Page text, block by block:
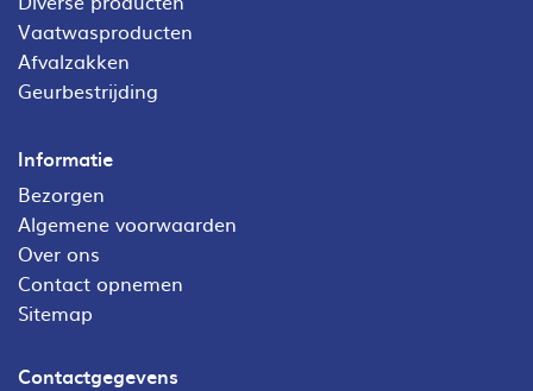
Vaatwasproducten
Afvalzakken
Geurbestrijding
Informatie
Bezorgen
Algemene voorwaarden
Over ons
Contact opnemen
Sitemap
Contactgegevens